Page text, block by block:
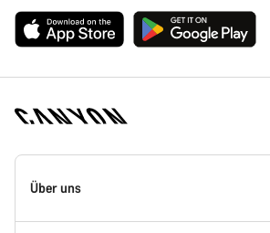
Canyon
Homepage
Über uns